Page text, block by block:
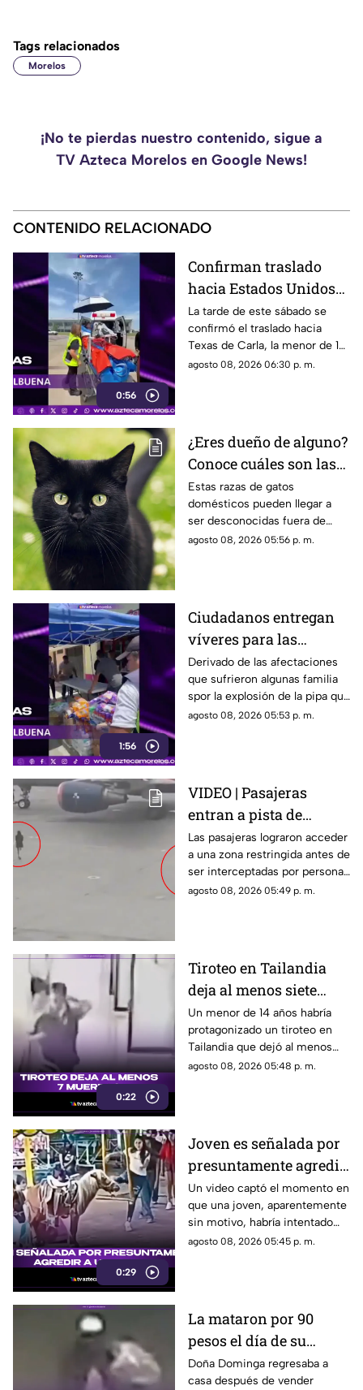
Tags relacionados
Morelos
¡No te pierdas nuestro contenido, sigue a
TV Azteca Morelos en Google News!
CONTENIDO RELACIONADO
0:56
Confirman traslado
hacia Estados Unidos
de menor que sufrió
quemadura en la
explosión de gas LP en
Cuernavaca
La tarde de este sábado se
confirmó el traslado hacia
Texas de Carla, la menor de 15
años que resultó gravemente
agosto 08, 2026 06:30 p. m.
¿Eres dueño de alguno?
Conoce cuáles son las
cinco razas más raras
de gatos domésticos en
todo el mundo
Estas razas de gatos
domésticos pueden llegar a
ser desconocidas fuera de
círculos especializados, y
agosto 08, 2026 05:56 p. m.
1:56
Ciudadanos entregan
víveres para las
familias afectadas por
la explosión de pipa en
Cuernavaca
Derivado de las afectaciones
que sufrieron algunas familia
spor la explosión de la pipa que
transportaba gas LP,
agosto 08, 2026 05:53 p. m.
VIDEO | Pasajeras
entran a pista de
aeropuerto tras perder
su vuelo; autoridades
logran detenerlas
Las pasajeras lograron acceder
a una zona restringida antes de
ser interceptadas por personal
del aeropuerto.
agosto 08, 2026 05:49 p. m.
0:22
Tiroteo en Tailandia
deja al menos siete
muertos
Un menor de 14 años habría
protagonizado un tiroteo en
Tailandia que dejó al menos
siete personas muertas, entre
agosto 08, 2026 05:48 p. m.
0:29
Joven es señalada por
presuntamente agredir
a un pony en feria de
Pueblo Mágico
Un video captó el momento en
que una joven, aparentemente
sin motivo, habría intentado
agredir a un pequeño pony.
agosto 08, 2026 05:45 p. m.
La mataron por 90
pesos el día de su
cumpleaños; Este es el
caso de Doña Dominga
Doña Dominga regresaba a
casa después de vender